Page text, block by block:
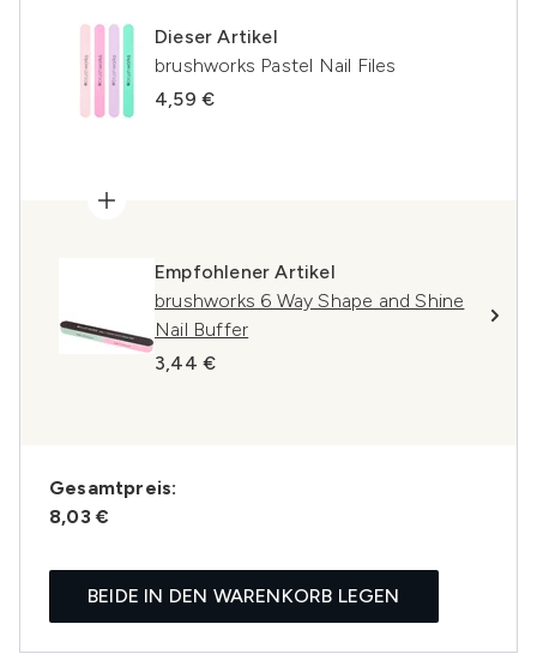
Dieser Artikel
brushworks Pastel Nail Files
4,59 €
Empfohlener Artikel
brushworks 6 Way Shape and Shine
Nail Buffer
3,44 €
Gesamtpreis:
8,03 €
BEIDE IN DEN WARENKORB LEGEN